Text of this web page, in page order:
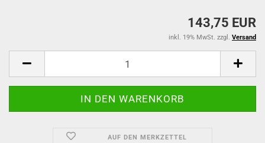
143,75 EUR
inkl. 19% MwSt. zzgl. Versand
AUF DEN MERKZETTEL